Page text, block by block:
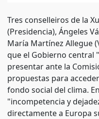
Tres conselleiros de la
(Presidencia), Ángeles
María Martínez Allegue
que el Gobierno central
presentar ante la
propuestas para
fondo social del clima.
"incompetencia y
directamente a Europa